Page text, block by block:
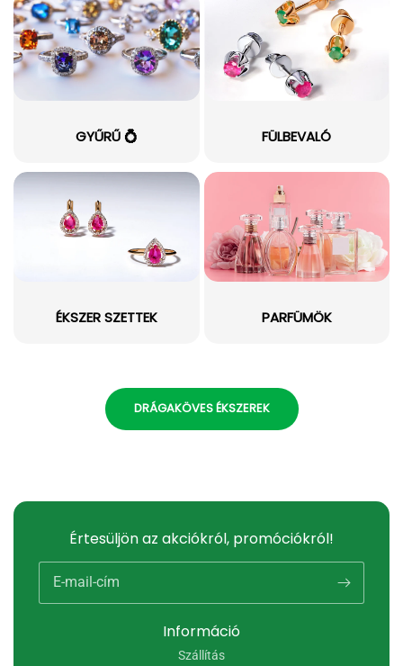
GYŰRŰ 💍 FÜLBEVALÓ
ÉKSZER SZETTEK PARFÜMÖK
DRÁGAKÖVES ÉKSZEREK
Információ
Szállítás
Értesüljön az akciókról, promóciókról!
E-mail-cím